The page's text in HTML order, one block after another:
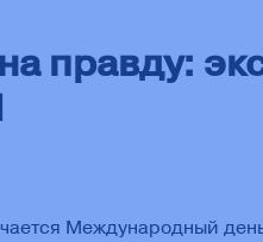
правду:
Международный